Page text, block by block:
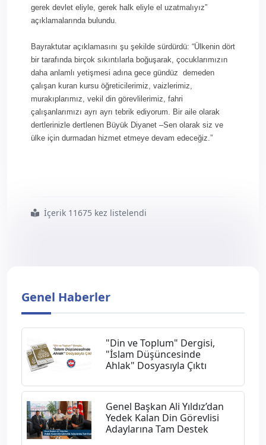
gerek devlet eliyle, gerek halk eliyle el uzatmalıyız”
açıklamalarında bulundu.
Bayraktutar açıklamasını şu şekilde sürdürdü: “Ülkenin dört
bir tarafında birçok sıkıntılarla boğuşarak, çocuklarımızın
daha anlamlı yetişmesi adına gece gündüz demeden
çalışan kuran kursu öğreticilerimiz, vaizlerimiz,
murakıplarımız, vekil din görevlilerimiz, fahri
çalışanlarımızı ayrı ayrı tebrik ediyorum. Bir aile olarak
dertlerinizle dertlenen Büyük Diyanet –Sen olarak siz ve
ülke için durmadan hizmet etmeye devam edeceğiz.”
#camiler
#ve
#din
#görevlileri
#haftamız
#kutlu
#olsun8207
İçerik 11675 kez listelendi
Genel Haberler
"Din ve Toplum" Dergisi,
"İslam Düşüncesinde
Ahlak" Dosyasıyla Çıktı
Genel Başkan Ali Yıldız’dan
Yedek Kalan Din Görevlisi
Adaylarına Tam Destek